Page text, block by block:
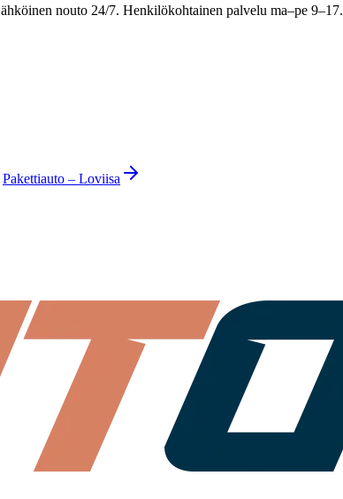
nouto 24/7. Henkilökohtainen palvelu ma–pe 9–17.
Pakettiauto – Loviisa